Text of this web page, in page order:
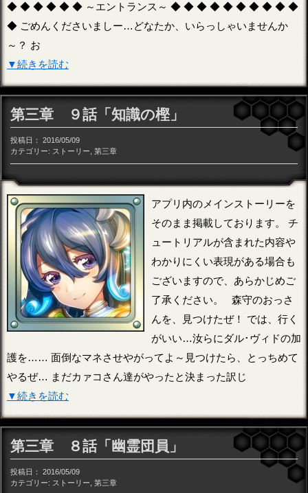
◆ ◆ ◆ ◆ ◆ ◆ ～エントランス～ ◆ ◆ ◆ ◆ ◆ ◆ ◆ ◆ ◆ ◆
◆ ごめんくださいましー…どなたか、いらっしゃいませんか
～？ お
▼続きを読む
第三章 ９話「知識の樫」
投稿日：
2016/05/09
カテゴリー: ストーリー 第三章
アプリ内のメインストーリーを
そのまま掲載しております。 チ
ュートリアルが含まれた内容や
わかりにくい表現がある場合も
ございますので、あらかじめご
了承ください。 森守のおっさ
んを、見つけたぜ！ では、行く
がいい…汝らにダル･ヴィドの加
護を…… 面倒なマネさせやがってよ～見つけたら、とっちめて
やるぜ… まだカァコさん達がやったと決まった訳じ
▼続きを読む
第三章 ８話「幽霊団員」
投稿日：
2016/05/09
カテゴリー: ストーリー 第三章